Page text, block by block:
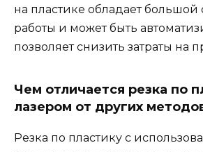
на пластике обладает большой
работы и может быть
позволяет снизить затраты на
Чем отличается резка по
лазером от других
Резка по пластику с